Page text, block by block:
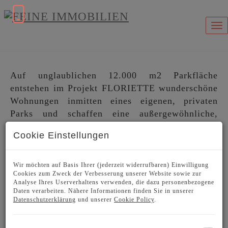
Auf unglaublichen 12.000 m2 Parkfläche
entstehen im Projekt FLORIETTE wunderschöne
Wohnungen inmitten eines eigenen, privaten
Parks und schaffen eine außergewöhnliche,
Beeten mit unterschiedlichsten Erholungszonen
und Highlights wie einem Secret Garden und
einer Silent-Zone und sind wirklich
Cookie Einstellungen
Wir möchten auf Basis Ihrer (jederzeit widerrufbaren) Einwilligung
Cookies zum Zweck der Verbesserung unserer Website sowie zur
Analyse Ihres Userverhaltens verwenden, die dazu personenbezogene
Daten verarbeiten. Nähere Informationen finden Sie in unserer
Datenschutzerklärung und unserer Cookie Policy.